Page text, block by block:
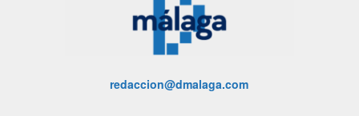
redaccion@dmalaga.com